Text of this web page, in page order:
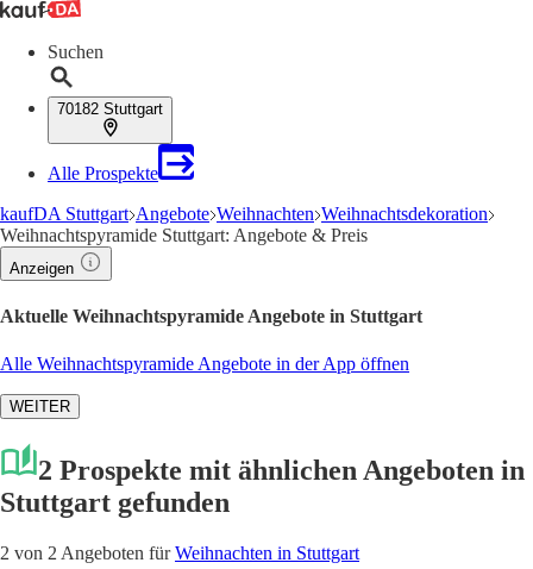
Suchen
70182 Stuttgart
Alle Prospekte
kaufDA Stuttgart Angebote Weihnachten Weihnachtsdekoration
Weihnachtspyramide Stuttgart: Angebote & Preis
Anzeigen
Aktuelle Weihnachtspyramide Angebote in Stuttgart
Alle Weihnachtspyramide Angebote in der App öffnen
WEITER
2 Prospekte mit ähnlichen Angeboten in
Stuttgart gefunden
2 von 2 Angeboten fürWeihnachten in Stuttgart